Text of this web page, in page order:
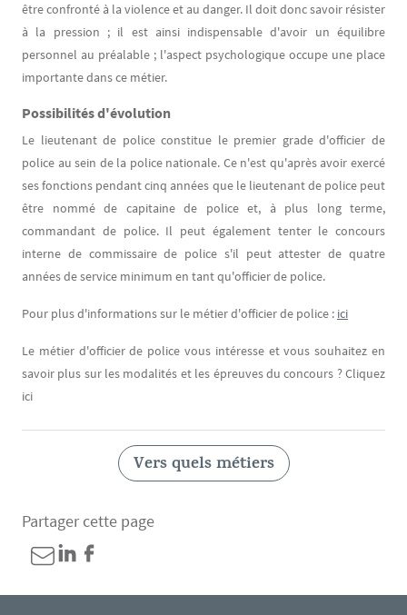
être confronté à la violence et au danger. Il doit donc savoir résister
à la pression ; il est ainsi indispensable d'avoir un équilibre
personnel au préalable ; l'aspect psychologique occupe une place
importante dans ce métier.
Possibilités d'évolution
Le lieutenant de police constitue le premier grade d'officier de
police au sein de la police nationale. Ce n'est qu'après avoir exercé
ses fonctions pendant cinq années que le lieutenant de police peut
être nommé de capitaine de police et, à plus long terme,
commandant de police. Il peut également tenter le concours
interne de commissaire de police s'il peut attester de quatre
années de service minimum en tant qu'officier de police.
Pour plus d'informations sur le métier d'officier de police : ici
Le métier d'officier de police vous intéresse et vous souhaitez en
savoir plus sur les modalités et les épreuves du concours ? Cliquez
ici
Vers quels métiers
Partager cette page